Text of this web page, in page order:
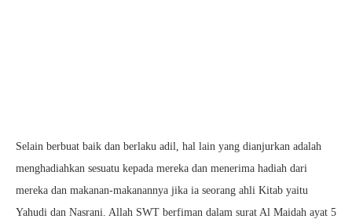
Selain berbuat baik dan berlaku adil, hal lain yang dianjurkan adalah
menghadiahkan sesuatu kepada mereka dan menerima hadiah dari
mereka dan makanan-makanannya jika ia seorang ahli Kitab yaitu
Yahudi dan Nasrani. Allah SWT berfiman dalam surat Al Maidah ayat 5